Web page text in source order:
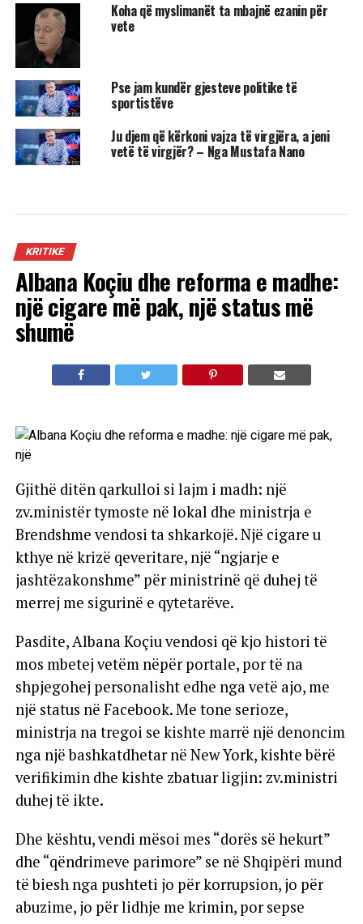
Koha që myslimanët ta mbajnë ezanin për
vete
Pse jam kundër gjesteve politike të
sportistëve
Ju djem që kërkoni vajza të virgjëra, a jeni
vetë të virgjër? – Nga Mustafa Nano
KRITIKE
Albana Koçiu dhe reforma e madhe:
një cigare më pak, një status më
shumë
Gjithë ditën qarkulloi si lajm i madh: një
zv.ministër tymoste në lokal dhe ministrja e
Brendshme vendosi ta shkarkojë. Një cigare u
kthye në krizë qeveritare, një “ngjarje e
jashtëzakonshme” për ministrinë që duhej të
merrej me sigurinë e qytetarëve.
Pasdite, Albana Koçiu vendosi që kjo histori të
mos mbetej vetëm nëpër portale, por të na
shpjegohej personalisht edhe nga vetë ajo, me
një status në Facebook. Me tone serioze,
ministrja na tregoi se kishte marrë një denoncim
nga një bashkatdhetar në New York, kishte bërë
verifikimin dhe kishte zbatuar ligjin: zv.ministri
duhej të ikte.
Dhe kështu, vendi mësoi mes “dorës së hekurt”
dhe “qëndrimeve parimore” se në Shqipëri mund
të biesh nga pushteti jo për korrupsion, jo për
abuzime, jo për lidhje me krimin, por sepse